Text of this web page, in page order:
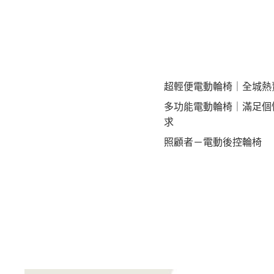
超輕便電動輪椅｜全城熱
多功能電動輪椅｜滿足個
求
照顧者－電動後控輪椅